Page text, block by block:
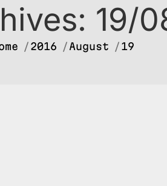
19/
are here:
2016 August 19